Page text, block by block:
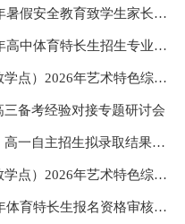
漳州二中（闽南师大附中）2026年暑假安全教育致学生家长的一封信
漳州二中（闽南师大附中）2026年高中体育特长生招生专业测试成绩公告
漳州二中综合高中班（高新职校教学点）2026年艺术特色综合高中招生专业素质测试结果公告
备考经验对接专题研讨会
查询！漳州二中（闽南师大附中）高一自主招生拟录取结果公布
漳州二中综合高中班（高新职校教学点）2026年艺术特色综合高中招生专业素质测试公告
漳州二中（闽南师大附中）2026年体育特长生报名资格审核结果公示